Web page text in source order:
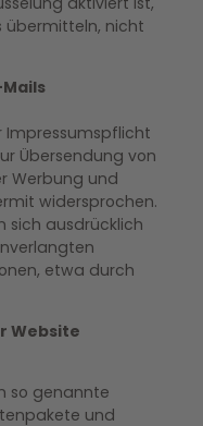
übermitteln, nicht
Impressumspflicht
Übersendung von
Werbung und
widersprochen.
sich ausdrücklich
etwa durch
Website
so genannte
und